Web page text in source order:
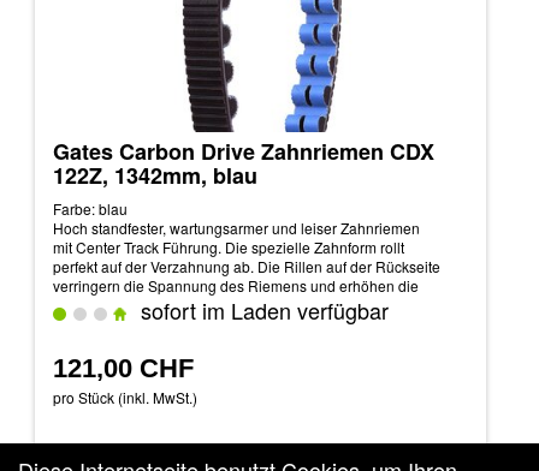
Gates Carbon Drive Zahnriemen CDX
122Z, 1342mm, blau
Farbe: blau
Hoch standfester, wartungsarmer und leiser Zahnriemen
mit Center Track Führung. Die spezielle Zahnform rollt
perfekt auf der Verzahnung ab. Die Rillen auf der Rückseite
verringern die Spannung des Riemens und erhöhen die
Effizenz bei der Kraftübertragung.
sofort im Laden verfügbar
121,00 CHF
pro Stück (inkl. MwSt.)